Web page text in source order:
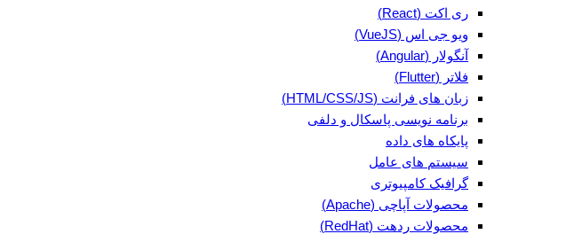
ری اکت (React)
ویو جی اس (VueJS)
آنگولار (Angular)
فلاتر (Flutter)
زبان های فرانت (HTML/CSS/JS)
برنامه نویسی پاسکال و دلفی
پایکاه های داده
سیستم های عامل
گرافیک کامپیوتری
محصولات آپاچی (Apache)
محصولات ردهت (RedHat)